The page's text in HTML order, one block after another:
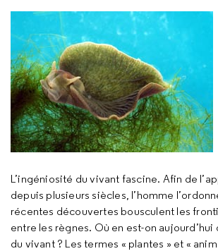
L’ingéniosité du vivant fascine. Afin de
depuis plusieurs siècles, l’homme
récentes découvertes bousculent les
entre les règnes. Où en est-on
du vivant ? Les termes « plantes » et «